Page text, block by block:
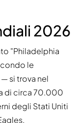
2026
"Philadelphia
le
si trova nel
di circa 70.000
degli Stati Uniti